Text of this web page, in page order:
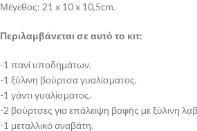
Μέγεθος: 21 x 10 x 10,5cm.
Περιλαμβάνεται σε αυτό το κιτ:
-1 πανί υποδημάτων.
-1 ξύλινη βούρτσα γυαλίσματος.
-1 γάντι γυαλίσματος.
-2 βούρτσες για επάλειψη βαφής με ξύλινη
-1 μεταλλικό αναβάτη.